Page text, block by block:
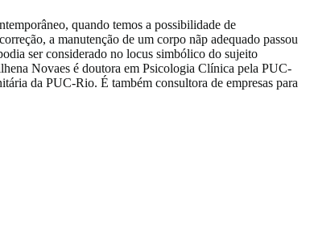
quando temos a possibilidade de
a manutenção de um corpo nãp adequado passou
ser considerado no locus simbólico do sujeito
Novaes é doutora em Psicologia Clínica pela PUC-
da PUC-Rio. É também consultora de empresas para